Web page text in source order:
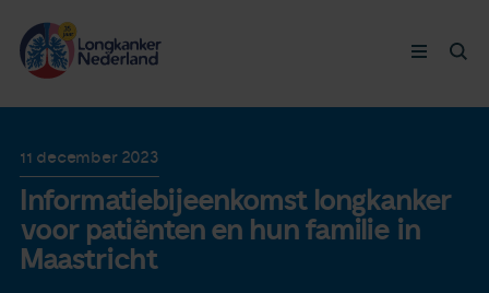
Longkanker
Leven met
Ervaringen
11 december 2023
Informatiebijeenkomst longkanker
voor patiënten en hun familie in
Maastricht